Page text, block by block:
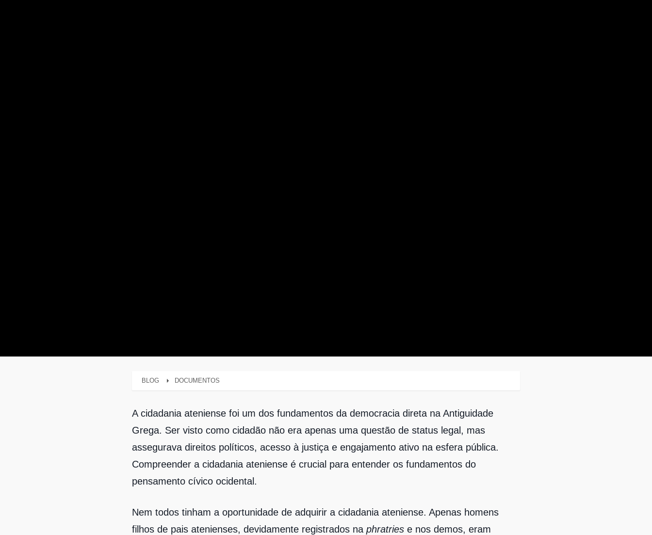
BLOG DOCUMENTOS
A cidadania ateniense foi um dos fundamentos da democracia direta na Antiguidade
Grega. Ser visto como cidadão não era apenas uma questão de status legal, mas
assegurava direitos políticos, acesso à justiça e engajamento ativo na esfera pública.
Compreender a cidadania ateniense é crucial para entender os fundamentos do
pensamento cívico ocidental.
Nem todos tinham a oportunidade de adquirir a cidadania ateniense. Apenas homens
filhos de pais atenienses, devidamente registrados na phratries e nos demos, eram